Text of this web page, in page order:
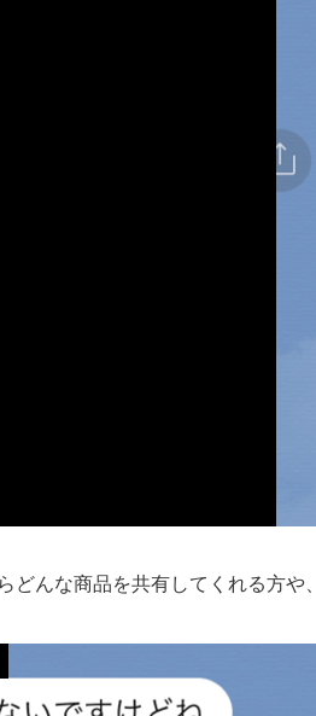
どんな商品を共有してくれる方や、